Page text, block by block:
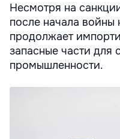
Несмотря на
после начала войны
продолжает
запасные части для
промышленности.